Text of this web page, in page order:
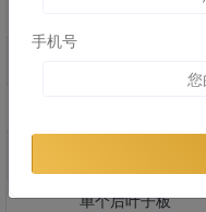
单个后叶子板
手机号